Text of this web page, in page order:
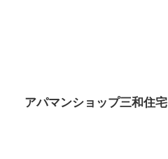
アパマンショップ三和住宅